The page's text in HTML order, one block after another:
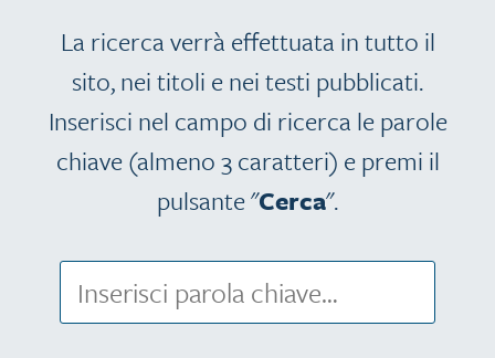
La ricerca verrà effettuata in tutto il
sito, nei titoli e nei testi pubblicati.
Inserisci nel campo di ricerca le parole
chiave (almeno 3 caratteri) e premi il
pulsante "Cerca".